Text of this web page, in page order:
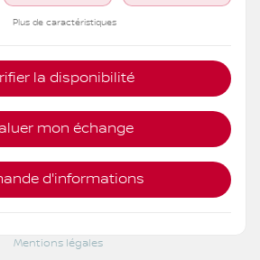
Plus de caractéristiques
la disponibilité
mon échange
d'informations
Mentions légales